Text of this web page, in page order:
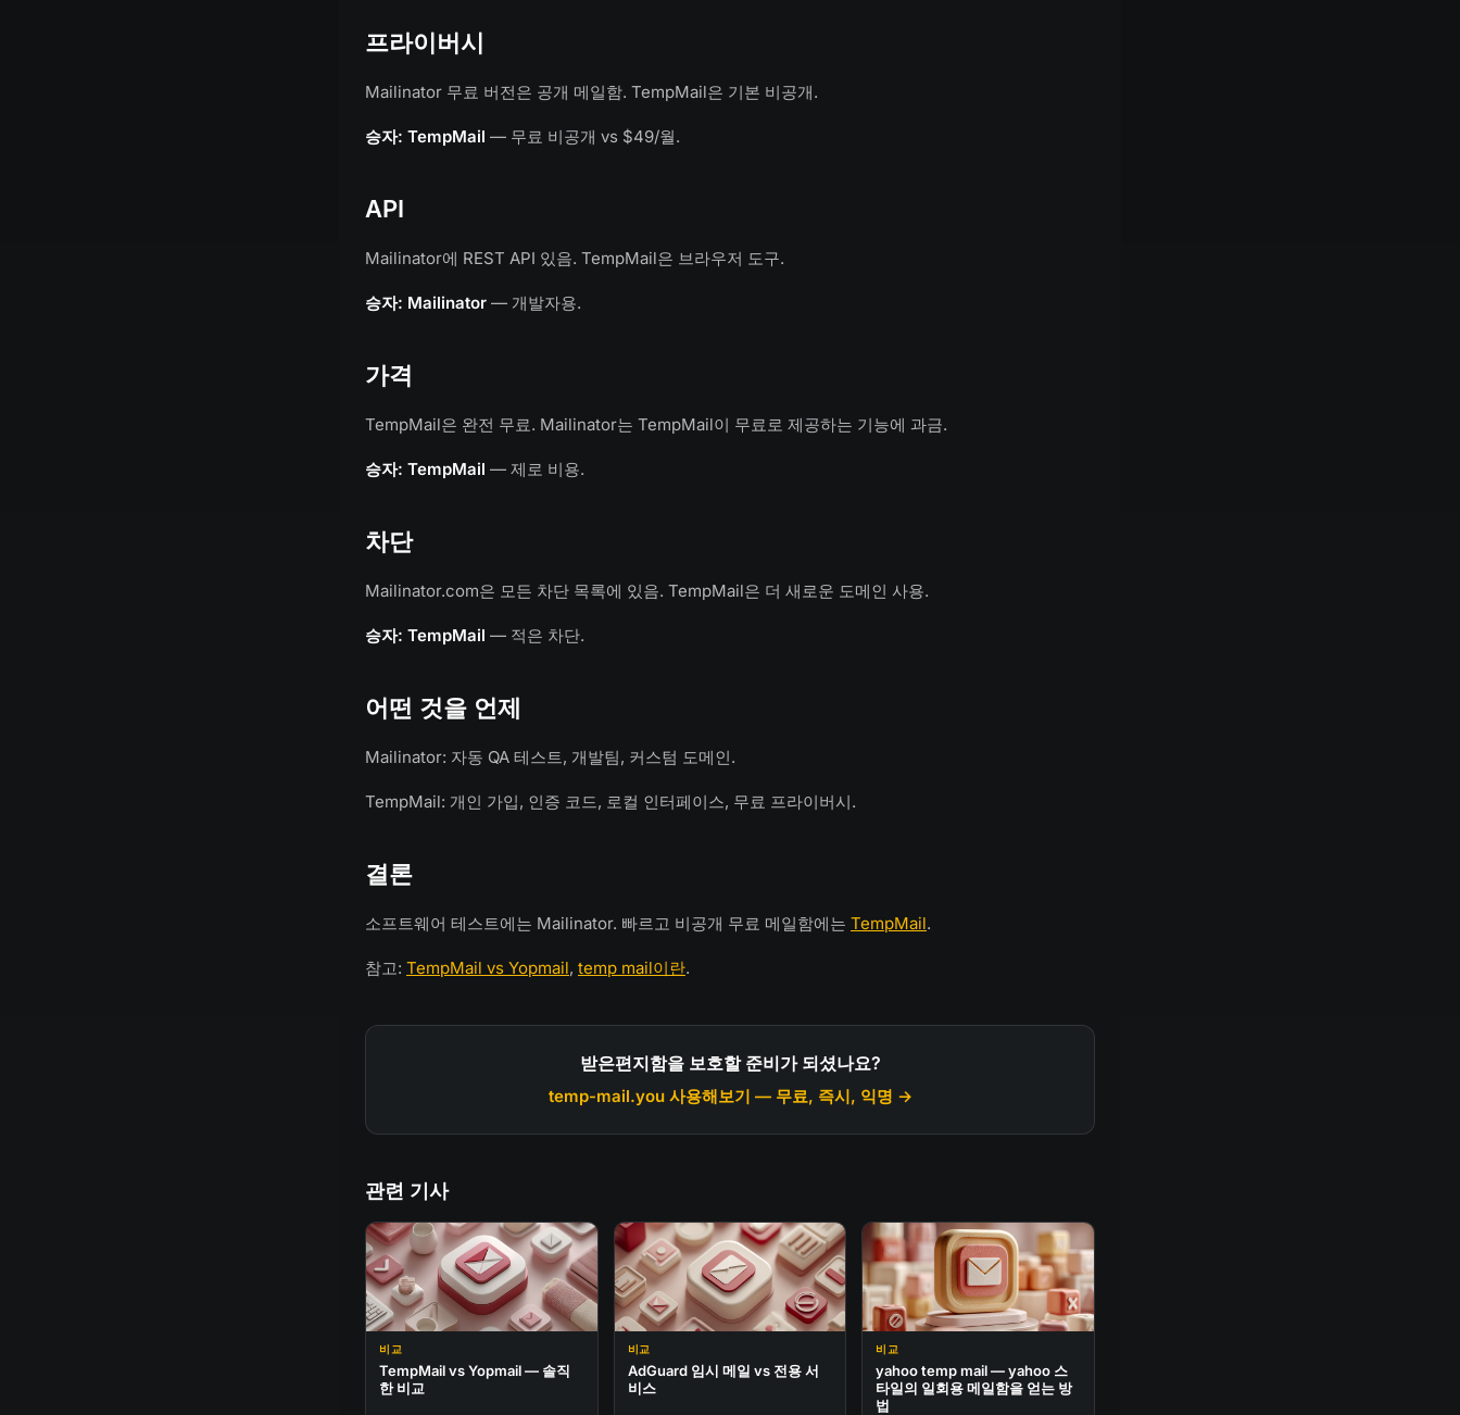
프라이버시
Mailinator 무료 버전은 공개 메일함. TempMail은 기본 비공개.
승자: TempMail — 무료 비공개 vs $49/월.
API
Mailinator에 REST API 있음. TempMail은 브라우저 도구.
승자: Mailinator — 개발자용.
가격
TempMail은 완전 무료. Mailinator는 TempMail이 무료로 제공하는 기능에 과금.
승자: TempMail — 제로 비용.
차단
Mailinator.com은 모든 차단 목록에 있음. TempMail은 더 새로운 도메인 사용.
승자: TempMail — 적은 차단.
어떤 것을 언제
Mailinator: 자동 QA 테스트, 개발팀, 커스텀 도메인.
TempMail: 개인 가입, 인증 코드, 로컬 인터페이스, 무료 프라이버시.
결론
소프트웨어 테스트에는 Mailinator. 빠르고 비공개 무료 메일함에는 TempMail.
참고: TempMail vs Yopmail, temp mail이란.
받은편지함을 보호할 준비가 되셨나요?
temp-mail.you 사용해보기 — 무료, 즉시, 익명 →
관련 기사
비교
TempMail vs Yopmail — 솔직
한 비교
비교
AdGuard 임시 메일 vs 전용 서
비스
비교
yahoo temp mail — yahoo 스
타일의 일회용 메일함을 얻는 방
법